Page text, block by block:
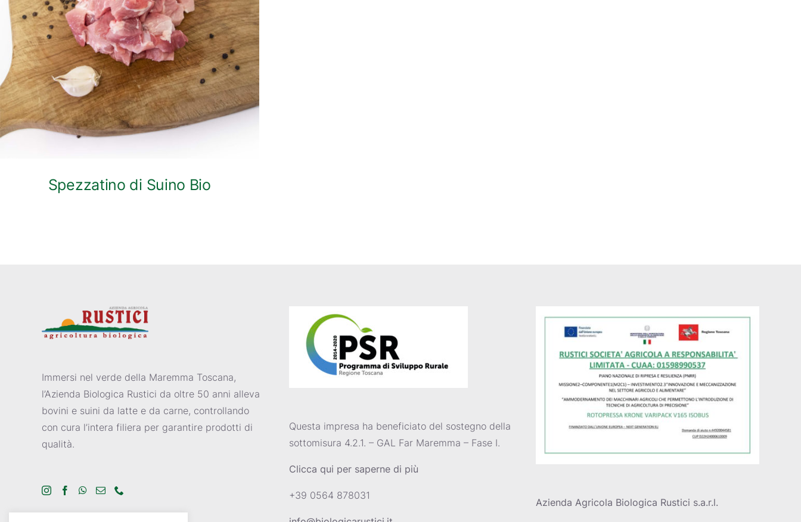
ANTEPRIMA RAPIDA
Spezzatino di Suino Bio
Immersi nel verde della Maremma Toscana,
l’Azienda Biologica Rustici da oltre 50 anni alleva
bovini e suini da latte e da carne, controllando
con cura l’intera filiera per garantire prodotti di
qualità.
Questa impresa ha beneficiato del sostegno della
sottomisura 4.2.1. – GAL Far Maremma – Fase I.
Clicca qui per saperne di più
+39 0564 878031
Azienda Agricola Biologica Rustici s.a.r.l.